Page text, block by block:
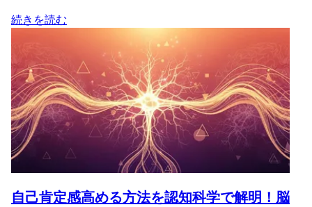
続きを読む
自己肯定感高める方法を認知科学で解明！脳